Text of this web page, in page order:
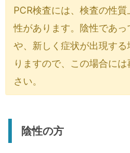
PCR検査には、検査の性
性があります。陰性であ
や、新しく症状が出現す
りますので、この場合に
さい。
陰性の方